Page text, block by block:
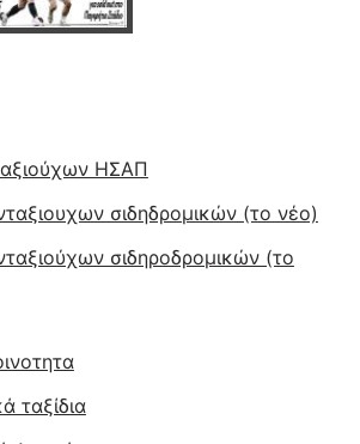
ΗΣΑΠ
σιδηδρομικών (το νέο)
σιδηροδρομικών (το
ταξίδια